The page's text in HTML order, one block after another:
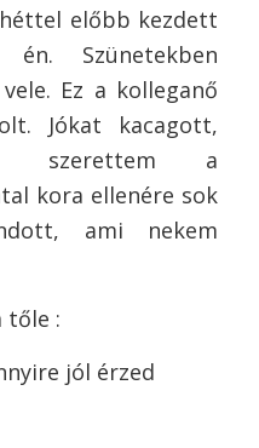
előbb kezdett
Szünetekben
Ez a kolleganő
Jókat kacagott,
szerettem a
kora ellenére sok
ami nekem
tőle :
jól érzed